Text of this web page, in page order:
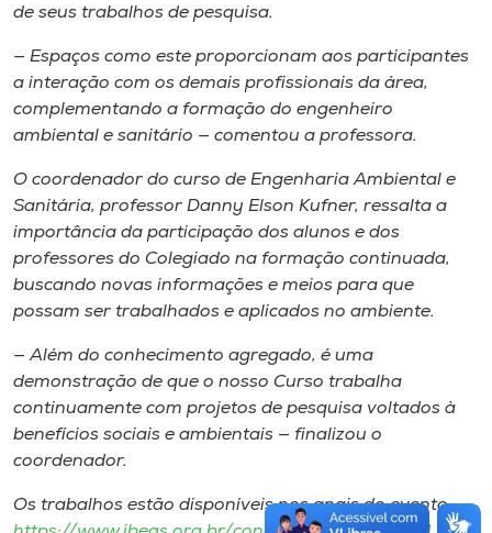
de seus trabalhos de pesquisa.
— Espaços como este proporcionam aos participantes
a interação com os demais profissionais da área,
complementando a formação do engenheiro
ambiental e sanitário — comentou a professora.
O coordenador do curso de Engenharia Ambiental e
Sanitária, professor Danny Elson Kufner, ressalta a
importância da participação dos alunos e dos
professores do Colegiado na formação continuada,
buscando novas informações e meios para que
possam ser trabalhados e aplicados no ambiente.
— Além do conhecimento agregado, é uma
demonstração de que o nosso Curso trabalha
continuamente com projetos de pesquisa voltados à
benefícios sociais e ambientais — finalizou o
coordenador.
Os trabalhos estão disponíveis nos anais do evento: